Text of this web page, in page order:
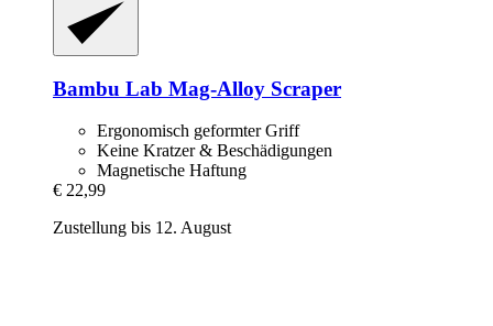
Bambu Lab Mag-​Alloy Scraper
Ergonomisch geformter Griff
Keine Kratzer & Beschädigungen
Magnetische Haftung
€ 22,99
Zustellung bis 12. August